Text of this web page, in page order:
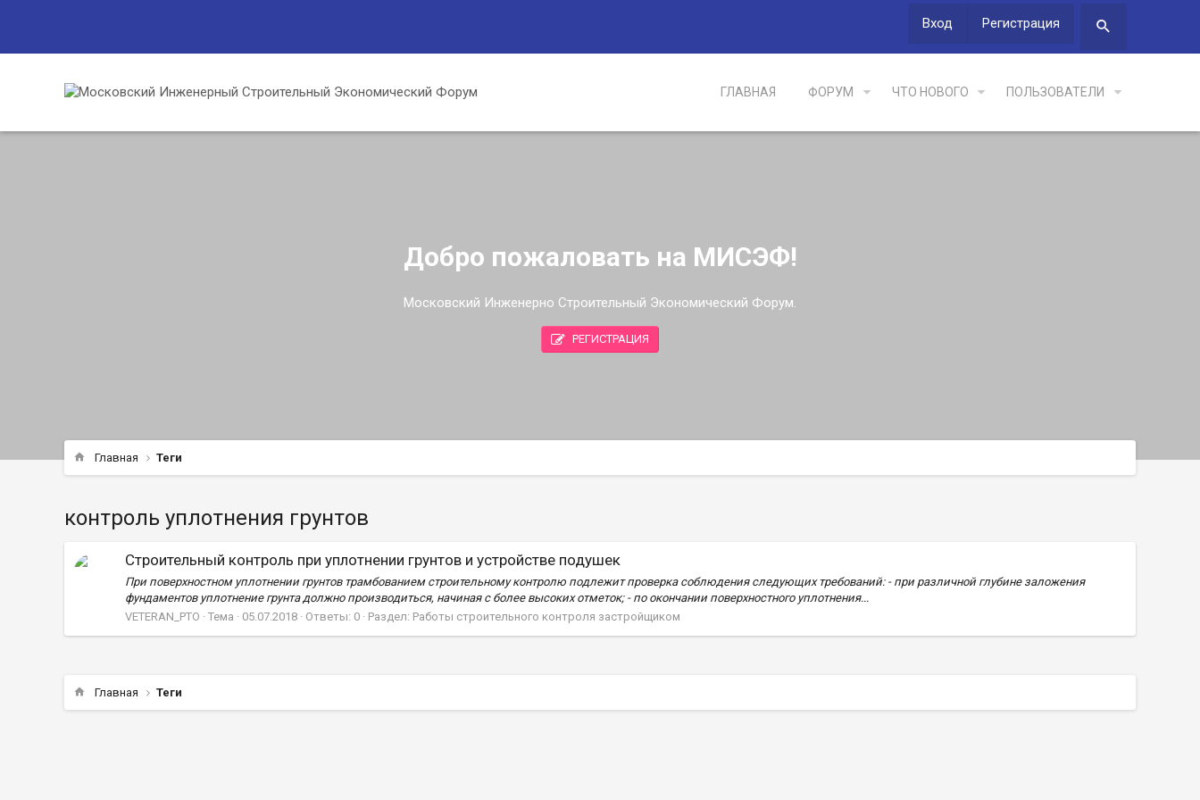
Вход Регистрация
ГЛАВНАЯ ФОРУМ ЧТО НОВОГО ПОЛЬЗОВАТЕЛИ
Добро пожаловать на МИСЭФ!
Московский Инженерно Строительный Экономический Форум.
РЕГИСТРАЦИЯ
Главная Теги
контроль уплотнения грунтов
Строительный контроль при уплотнении грунтов и устройстве подушек
При поверхностном уплотнении грунтов трамбованием строительному контролю подлежит проверка соблюдения следующих требований: - при различной глубине заложения
фундаментов уплотнение грунта должно производиться, начиная с более высоких отметок; - по окончании поверхностного уплотнения...
VETERAN_PTO
Тема 05.07.2018 Ответы: 0 Раздел: Работы строительного контроля застройщиком
Главная Теги